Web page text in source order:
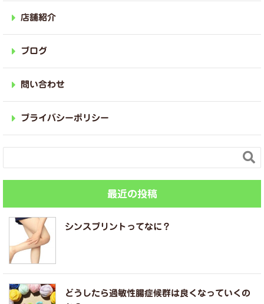
店舗紹介
ブログ
問い合わせ
プライバシーポリシー

最近の投稿
シンスプリントってなに？
どうしたら過敏性腸症候群は良くなっていくの